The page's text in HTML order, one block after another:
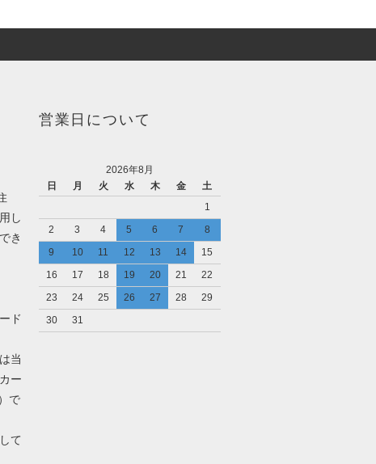
し
き
ド
当
ー
で
て
営業日について
2026年8月
日
月 火 水 木 金
土
1
2
3 4 5 6 7
8
9
10 11 12 13 14
15
16
17 18 19 20 21
22
23
24 25 26 27 28
29
30
31